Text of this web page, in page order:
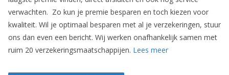
verwachten. Zo kun je premie besparen en toch kiezen voor
kwaliteit. Wil je optimaal besparen met al je verzekeringen, stuur
ons dan even een bericht. Wij werken onafhankelijk samen met
ruim 20 verzekeringsmaatschappijen. Lees meer